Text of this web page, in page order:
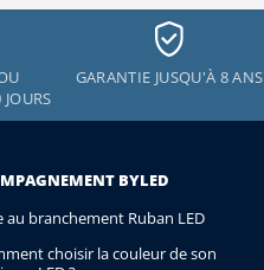
GARANTIE JUSQU'À 8 ANS
BYLED
au branchement Ruban LED
choisir la couleur de son